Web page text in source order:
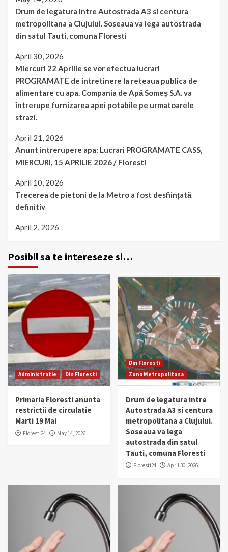
Drum de legatura intre Autostrada A3 si centura
metropolitana a Clujului. Soseaua va lega autostrada
din satul Tauti, comuna Floresti
April 30, 2026
Miercuri 22 Aprilie se vor efectua lucrari
PROGRAMATE de intretinere la reteaua publica de
alimentare cu apa. Compania de Apă Someș S.A. va
întrerupe furnizarea apei potabile pe urmatoarele
strazi.
April 21, 2026
Anunt intrerupere apa: Lucrari PROGRAMATE CASS,
MIERCURI, 15 APRILIE 2026 / Floresti
April 10, 2026
Trecerea de pietoni de la Metro a fost desființată
definitiv
April 2, 2026
Posibil sa te intereseze si…
Administratie Din Floresti
Primaria Floresti anunta
restrictii de circulatie
Marti 19 Mai
Floresti24 May 14, 2026
Din Floresti
Zona Metropolitana
Drum de legatura intre
Autostrada A3 si centura
metropolitana a Clujului.
Soseaua va lega
autostrada din satul
Tauti, comuna Floresti
Floresti24 April 30, 2026